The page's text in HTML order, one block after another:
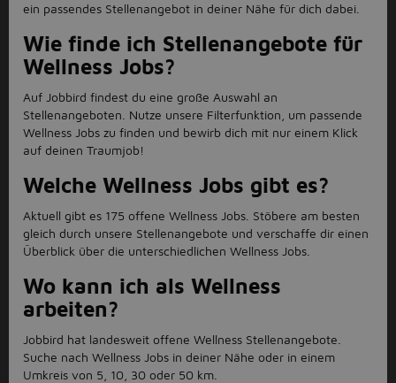
ein passendes Stellenangebot in deiner Nähe für dich dabei.
Wie finde ich Stellenangebote für
Wellness Jobs?
Auf Jobbird findest du eine groß e Auswahl an
Stellenangeboten. Nutze unsere Filterfunktion, um passende
Wellness Jobs zu finden und bewirb dich mit nur einem Klick
auf deinen Traumjob!
Welche Wellness Jobs gibt es?
Aktuell gibt es 175 offene Wellness Jobs. Stöbere am besten
gleich durch unsere Stellenangebote und verschaffe dir einen
Überblick über die unterschiedlichen Wellness Jobs.
Wo kann ich als Wellness
arbeiten?
Jobbird hat landesweit offene Wellness Stellenangebote.
Suche nach Wellness Jobs in deiner Nähe oder in einem
Umkreis von 5, 10, 30 oder 50 km.